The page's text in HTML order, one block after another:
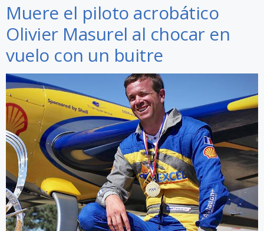
Muere el piloto acrobático
Olivier Masurel al chocar en
vuelo con un buitre